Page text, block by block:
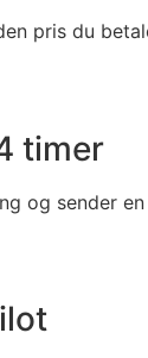
pris du
timer
og sender